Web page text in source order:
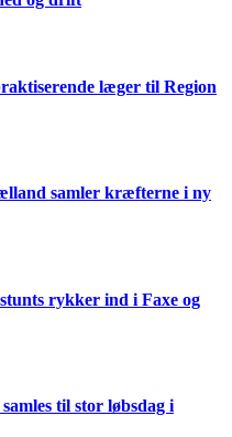
læger til Region
samler kræfterne i ny
rykker ind i Faxe og
til stor løbsdag i